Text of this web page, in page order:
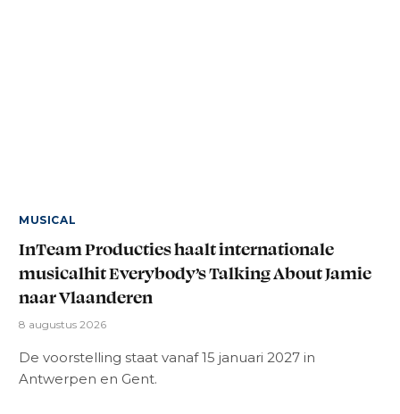
MUSICAL
InTeam Producties haalt internationale
musicalhit Everybody’s Talking About Jamie
naar Vlaanderen
8 augustus 2026
De voorstelling staat vanaf 15 januari 2027 in
Antwerpen en Gent.